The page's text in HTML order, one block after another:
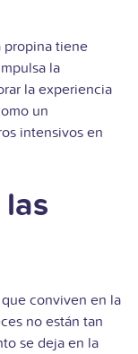
propina tiene
la
la experiencia
un
intensivos en
conviven en la
no están tan
se deja en la